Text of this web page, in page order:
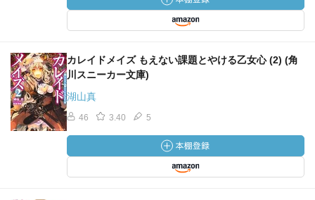
カレイドメイズ もえない課題とやける乙女心 (2) (角
川スニーカー文庫)
湖山真
46 3.40 5